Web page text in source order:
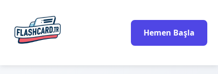
Hemen Başla